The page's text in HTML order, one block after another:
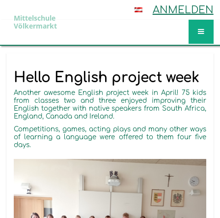
ANMELDEN
Mittelschule
Völkermarkt
Hello English project week
Another awesome English project week in April! 75 kids
from classes two and three enjoyed improving their
English together with native speakers from South Africa,
England, Canada and Ireland.
Competitions, games, acting plays and many other ways
of learning a language were offered to them four five
days.